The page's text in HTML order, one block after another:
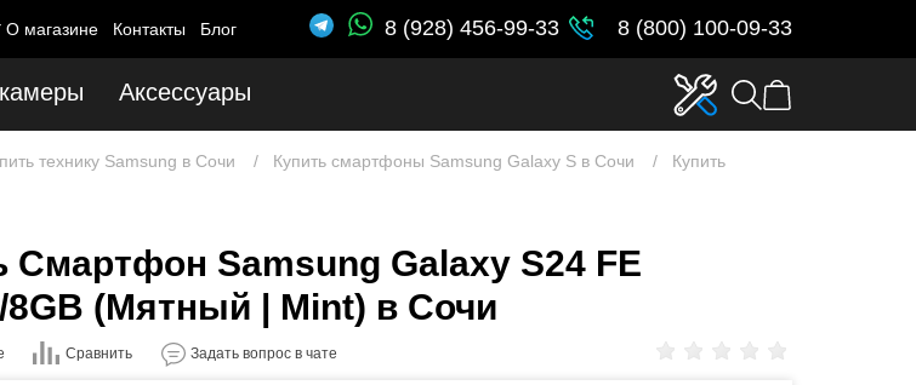
О магазине Контакты Блог 8 (928) 456-99-33 8 (800) 100-09-33
Аксессуары
технику Samsung в Сочи Купить смартфоны Samsung Galaxy S в Сочи
Купить
Смартфон Samsung Galaxy S24 FE
8GB (Мятный | Mint) в Сочи
Сравнить Задать вопрос в чате